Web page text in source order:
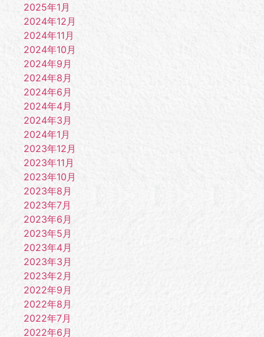
2025年1月
2024年12月
2024年11月
2024年10月
2024年9月
2024年8月
2024年6月
2024年4月
2024年3月
2024年1月
2023年12月
2023年11月
2023年10月
2023年8月
2023年7月
2023年6月
2023年5月
2023年4月
2023年3月
2023年2月
2022年9月
2022年8月
2022年7月
2022年6月